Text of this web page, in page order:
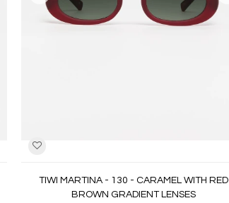
TIWI MARTINA - 130 - CARAMEL WITH RED
BROWN GRADIENT LENSES